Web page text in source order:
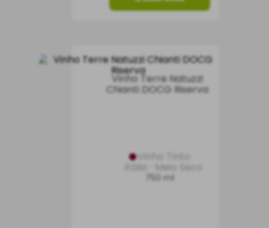
Vinho Terre Natuzzi
Chianti DOCG Riserva
Vinho Tinto
Meio Seco
750 ml